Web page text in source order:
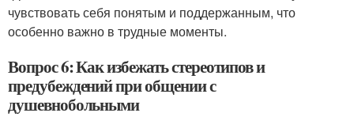
чувствовать себя понятым и поддержанным, что
особенно важно в трудные моменты.
Вопрос 6: Как избежать стереотипов и
предубеждений при общении с
душевнобольными